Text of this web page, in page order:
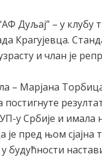
Дуљај” – у клубу
Крагујевца.
и члан је
– Марјана
у Србије и имала
пред њом сјајна